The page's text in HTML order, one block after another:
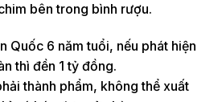
bên trong bình rượu.
Quốc 6 năm tuổi, nếu phát hiện
thì đền 1 tỷ đồng.
thành phẩm, không thể xuất